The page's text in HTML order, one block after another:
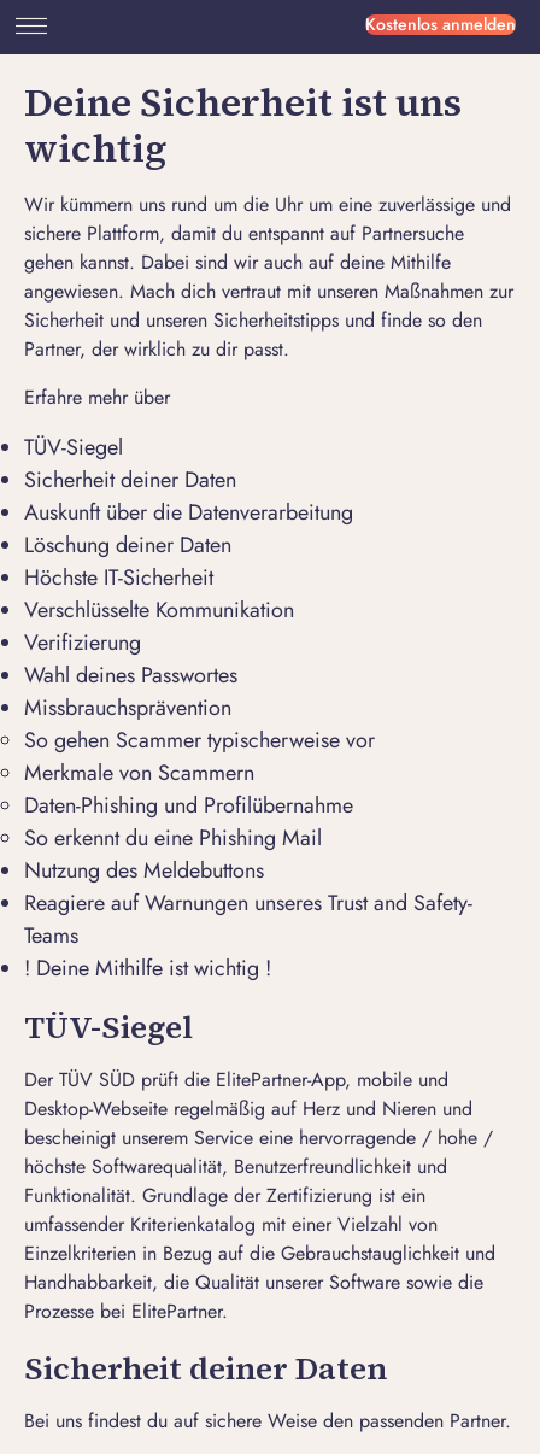
Kostenlos anmelden
Deine Sicherheit ist uns
wichtig
Wir kümmern uns rund um die Uhr um eine zuverlässige und
sichere Plattform, damit du entspannt auf Partnersuche
gehen kannst. Dabei sind wir auch auf deine Mithilfe
angewiesen. Mach dich vertraut mit unseren Maßnahmen zur
Sicherheit und unseren Sicherheitstipps und finde so den
Partner, der wirklich zu dir passt.
Erfahre mehr über
TÜV-Siegel
Sicherheit deiner Daten
Auskunft über die Datenverarbeitung
Löschung deiner Daten
Höchste IT-Sicherheit
Verschlüsselte Kommunikation
Verifizierung
Wahl deines Passwortes
Missbrauchsprävention
So gehen Scammer typischerweise vor
Merkmale von Scammern
Daten-Phishing und Profilübernahme
So erkennt du eine Phishing Mail
Nutzung des Meldebuttons
Reagiere auf Warnungen unseres Trust and Safety-
Teams
! Deine Mithilfe ist wichtig !
TÜV-Siegel
Der TÜV SÜD prüft die ElitePartner-App, mobile und
Desktop-Webseite regelmäßig auf Herz und Nieren und
bescheinigt unserem Service eine hervorragende / hohe /
höchste Softwarequalität, Benutzerfreundlichkeit und
Funktionalität. Grundlage der Zertifizierung ist ein
umfassender Kriterienkatalog mit einer Vielzahl von
Einzelkriterien in Bezug auf die Gebrauchstauglichkeit und
Handhabbarkeit, die Qualität unserer Software sowie die
Prozesse bei ElitePartner.
Sicherheit deiner Daten
Bei uns findest du auf sichere Weise den passenden Partner.